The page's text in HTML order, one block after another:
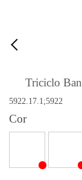
Triciclo
5922.17.1;5922
Cor